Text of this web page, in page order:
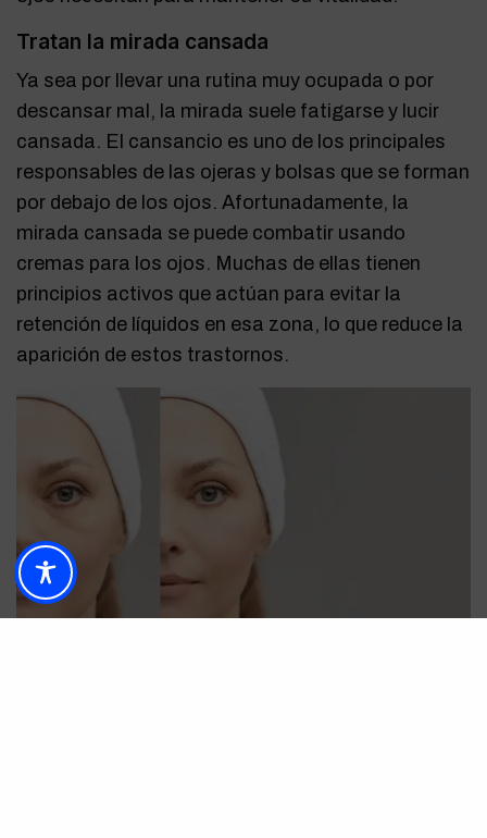
Tratan la mirada cansada
Ya sea por llevar una rutina muy ocupada o por
descansar mal, la mirada suele fatigarse y lucir
cansada. El cansancio es uno de los principales
responsables de las ojeras y bolsas que se forman
por debajo de los ojos. Afortunadamente, la
mirada cansada se puede combatir usando
cremas para los ojos. Muchas de ellas tienen
principios activos que actúan para evitar la
retención de líquidos en esa zona, lo que reduce la
aparición de estos trastornos.